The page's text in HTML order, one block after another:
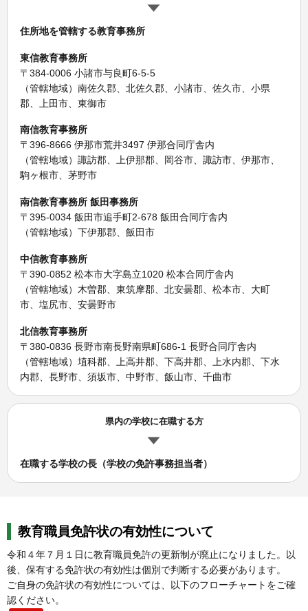
住所地を管轄する教育事務所
東信教育事務所
〒384-0006 小諸市与良町6-5-5
（管轄地域）南佐久郡、北佐久郡、小諸市、佐久市、小県
郡、上田市、東御市
南信教育事務所
〒396-8666 伊那市荒井3497 伊那合同庁舎内
（管轄地域）諏訪郡、上伊那郡、岡谷市、諏訪市、伊那市、
駒ヶ根市、茅野市
南信教育事務所 飯田事務所
〒395-0034 飯田市追手町2-678 飯田合同庁舎内
（管轄地域）下伊那郡、飯田市
中信教育事務所
〒390-0852 松本市大字島立1020 松本合同庁舎内
（管轄地域）木曽郡、東筑摩郡、北安曇郡、松本市、大町
市、塩尻市、安曇野市
北信教育事務所
〒380-0836 長野市南長野南県町686-1 長野合同庁舎内
（管轄地域）埴科郡、上高井郡、下高井郡、上水内郡、下水
内郡、長野市、須坂市、中野市、飯山市、千曲市
県内の学校に在職する方
在職する学校の長（学校の免許事務担当者）
教育職員免許状の有効性について
令和４年７月１日に教育職員免許の更新制が廃止になりました。以
後、保有する免許状の有効性は個別で判断する必要があります。
ご自身の免許状の有効性については、以下のフローチャートをご確
認ください。